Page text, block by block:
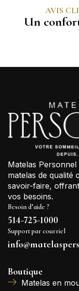
AVIS
Un
Matelas
matelas de qualité
savoir-faire,
vos besoins.
Besoin d’aide ?
514-725-1000
Support par courriel
Boutique
Matelas en